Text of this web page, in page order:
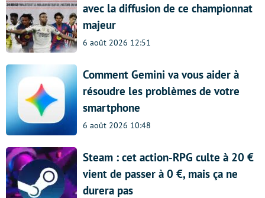
avec la diffusion de ce championnat
majeur
6 août 2026 12:51
Comment Gemini va vous aider à
résoudre les problèmes de votre
smartphone
6 août 2026 10:48
Steam : cet action-RPG culte à 20 €
vient de passer à 0 €, mais ça ne
durera pas